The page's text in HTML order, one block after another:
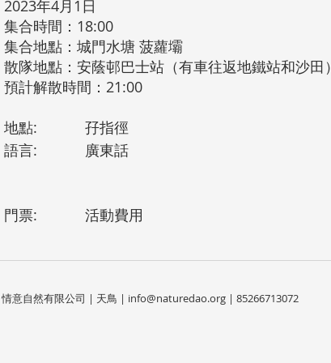
2023年4月1日
集合時間：18:00
集合地點：城門水塘 菠蘿壩
散隊地點：安蔭邨巴士站（有車往返地鐵站和沙田
預計解散時間：21:00
地點:
孖指徑
語言:
廣東話
門票: 活動費用
情意自然有限公司 | 天鳥 | info@naturedao.org| 85266713072